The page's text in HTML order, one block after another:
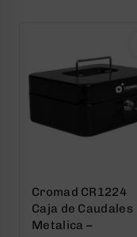
Cromad CR1224
Caja de Caudales
Metalica –